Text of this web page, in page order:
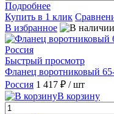
Подробнее
Купить в 1 клик
В избранное
Быстрый просмотр
Фланец воротниковый
Россия 1 417 ₽ / шт
В корзину